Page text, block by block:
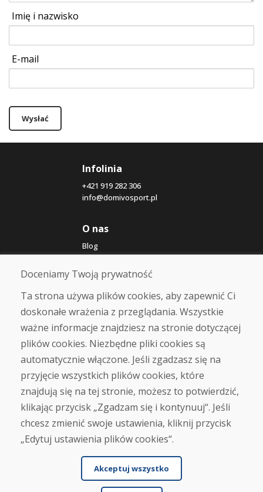
Imię i nazwisko
E-mail
Wysłać
Infolinia
+421 919 282 306
info@domivosport.pl
O nas
Blog
O nas
Sklep
Kontakt
Zakup
Sklep internetowy
Warunki handlowe
Transport
Zapłata
Skarga
Zwrot i wymiana towaru
Ochrona danych osobowych
Cookies
Doceniamy Twoją prywatność
Ta strona używa plików cookies, aby zapewnić Ci
doskonałe wrażenia z przeglądania. Wszystkie
ważne informacje znajdziesz na stronie dotyczącej
plików cookies. Niezbędne pliki cookies są
automatycznie włączone. Jeśli zgadzasz się na
przyjęcie wszystkich plików cookies, które
znajdują się na tej stronie, możesz to potwierdzić,
klikając przycisk „Zgadzam się i kontynuuj“. Jeśli
chcesz zmienić swoje ustawienia, kliknij przycisk
„Edytuj ustawienia plików cookies“.
Akceptuj wszystko